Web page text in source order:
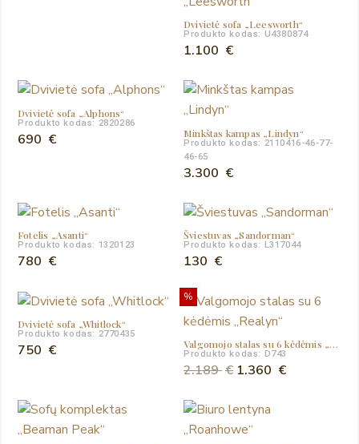
Dvivietė sofa „Leesworth“
Produkto kodas: U4380874
1.100 €
Dvivietė sofa „Alphons“
Produkto kodas: 2820286
690 € Minkštas kampas „Lindyn“
Produkto kodas: 2110416-46-77-
46-65
3.300 €
Fotelis „Asanti“
Produkto kodas: 1320123
780 €
Šviestuvas „Sandorman“
Produkto kodas: L317044
130 €
Dvivietė sofa „Whitlock“
Produkto kodas: 2770435
750 €
%
Valgomojo stalas su 6 kėdėmis „Realyn“
Produkto kodas: D743
2.189€ Original
was:
2.189 €.
1.360 €Current